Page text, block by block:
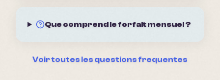
Que comprend le forfait mensuel ?
Voir toutes les questions frequentes